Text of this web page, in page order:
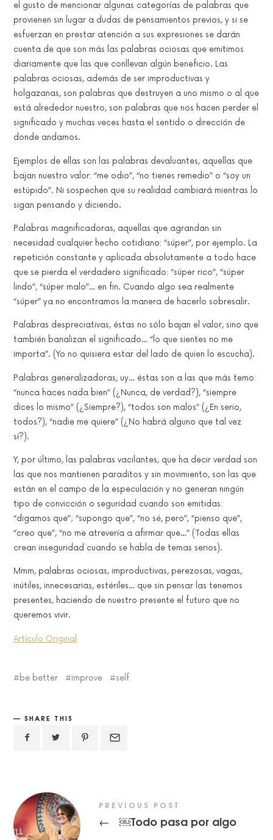
el gusto de mencionar algunas categorías de palabras que
provienen sin lugar a dudas de pensamientos previos, y si se
esfuerzan en prestar atención a sus expresiones se darán
cuenta de que son más las palabras ociosas que emitimos
diariamente que las que conllevan algún beneficio. Las
palabras ociosas, además de ser improductivas y
holgazanas, son palabras que destruyen a uno mismo o al que
está alrededor nuestro, son palabras que nos hacen perder el
significado y muchas veces hasta el sentido o dirección de
donde andamos.
Ejemplos de ellas son las palabras devaluantes, aquellas que
bajan nuestro valor: “me odio”, “no tienes remedio” o “soy un
estúpido”. Ni sospechen que su realidad cambiará mientras lo
sigan pensando y diciendo.
Palabras magnificadoras, aquellas que agrandan sin
necesidad cualquier hecho cotidiano: “súper”, por ejemplo. La
repetición constante y aplicada absolutamente a todo hace
que se pierda el verdadero significado: “súper rico”, “súper
lindo”, “súper malo”… en fin. Cuando algo sea realmente
“súper” ya no encontramos la manera de hacerlo sobresalir.
Palabras despreciativas, éstas no sólo bajan el valor, sino que
también banalizan el significado… “lo que sientes no me
importa”. (Yo no quisiera estar del lado de quien lo escucha).
Palabras generalizadoras, uy… éstas son a las que más temo:
“nunca haces nada bien” (¿Nunca, de verdad?), “siempre
dices lo mismo” (¿Siempre?), “todos son malos” (¿En serio,
todos?), “nadie me quiere” (¿No habrá alguno que tal vez
sí?).
Y, por último, las palabras vacilantes, que ha decir verdad son
las que nos mantienen paraditos y sin movimiento, son las que
están en el campo de la especulación y no generan ningún
tipo de convicción o seguridad cuando son emitidas:
“digamos que”; “supongo que”, “no sé, pero”, “pienso que”,
“creo que”, “no me atrevería a afirmar que…” (Todas ellas
crean inseguridad cuando se habla de temas serios).
Mmm, palabras ociosas, improductivas, perezosas, vagas,
inútiles, innecesarias, estériles… que sin pensar las tenemos
presentes, haciendo de nuestro presente el futuro que no
queremos vivir.
Artículo Original
be better improve self
SHARE THIS
PREVIOUS POST
← ￼Todo pasa por algo